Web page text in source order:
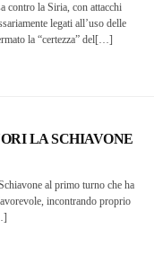
contro la Siria, con attacchi
legati all’uso delle
la “certezza” del[…]
LA SCHIAVONE
al primo turno che ha
incontrando proprio